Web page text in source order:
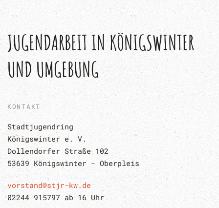
JUGENDARBEIT IN KÖNIGSWINTER
UND UMGEBUNG
KONTAKT
Stadtjugendring
Königswinter e. V.
Dollendorfer Straße 102
53639 Königswinter - Oberpleis
vorstand@stjr-kw.de
02244 915797 ab 16 Uhr